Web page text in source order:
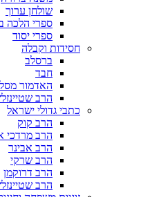
שולחן ערוך
ספרי הלכה
ספרי יסוד
חסידות וקבלה
ברסלב
חבד
האדמור
הרב
כתבי גדולי ישראל
הרב קוק
הרב מרדכי
הרב אבינר
הרב שרקי
הרב דרוקמן
הרב